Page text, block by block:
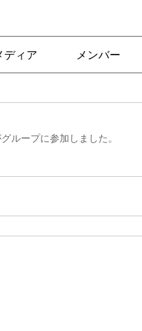
ディア メンバー
ループに参加しました。